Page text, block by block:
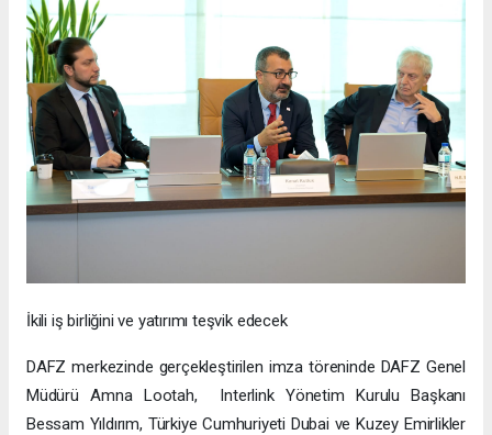
İkili iş birliğini ve yatırımı teşvik edecek
DAFZ merkezinde gerçekleştirilen imza töreninde DAFZ Genel
Müdürü Amna Lootah, Interlink Yönetim Kurulu Başkanı
Bessam Yıldırım, Türkiye Cumhuriyeti Dubai ve Kuzey Emirlikler